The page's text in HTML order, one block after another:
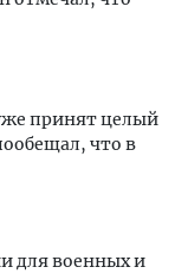
принят целый
что в
для военных и